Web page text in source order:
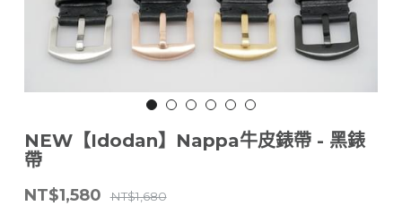
NEW【Idodan】Nappa牛皮錶帶 - 黑錶
帶
NT$1,580
NT$1,680